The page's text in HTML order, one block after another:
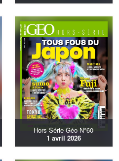
Hors Série Géo N°60
1 avril 2026